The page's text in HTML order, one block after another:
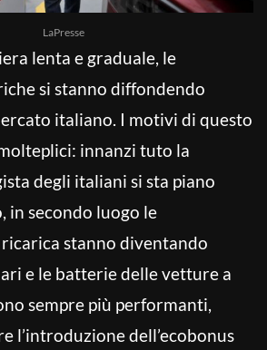
LaPresse
lenta e graduale, le
si stanno diffondendo
italiano. I motivi di questo
innanzi tuto la
degli italiani si sta piano
in secondo luogo le
stanno diventando
e le batterie delle vetture a
sempre più performanti,
l’introduzione dell’ecobonus